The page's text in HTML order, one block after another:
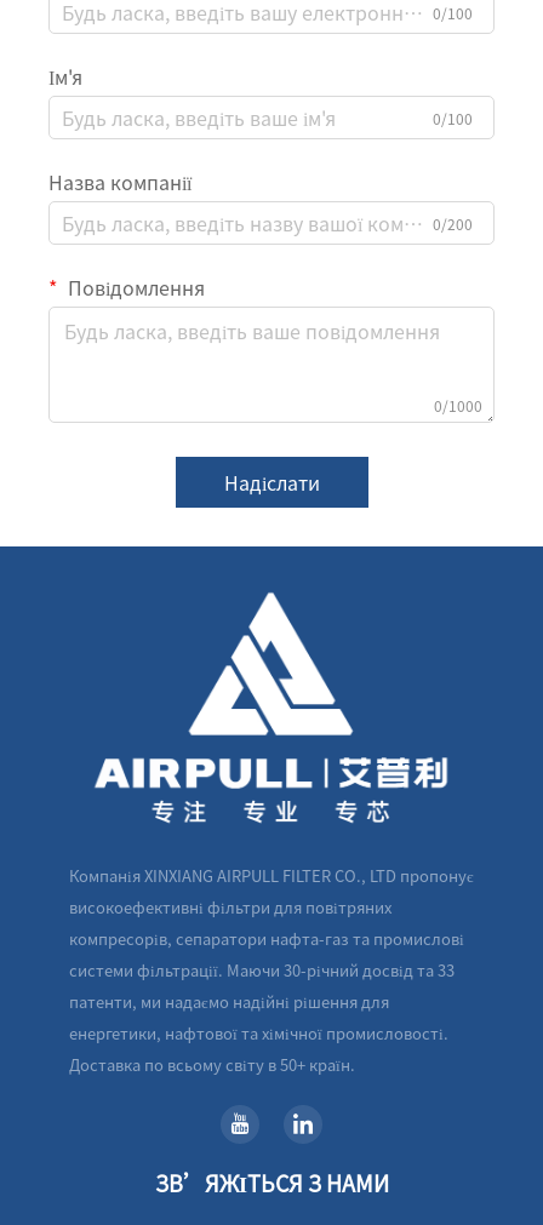
0/100
Ім'я
0/100
Назва компанії
0/200
Повідомлення
0/1000
Надіслати
Компанія XINXIANG AIRPULL FILTER CO., LTD пропонує
високоефективні фільтри для повітряних
компресорів, сепаратори нафта-газ та промислові
системи фільтрації. Маючи 30-річний досвід та 33
патенти, ми надаємо надійні рішення для
енергетики, нафтової та хімічної промисловості.
Доставка по всьому світу в 50+ країн.
ЗВ’ЯЖІТЬСЯ З НАМИ